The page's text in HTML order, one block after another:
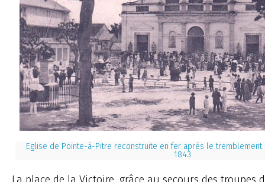
Eglise de Pointe-à-Pitre reconstruite en fer après le
1843